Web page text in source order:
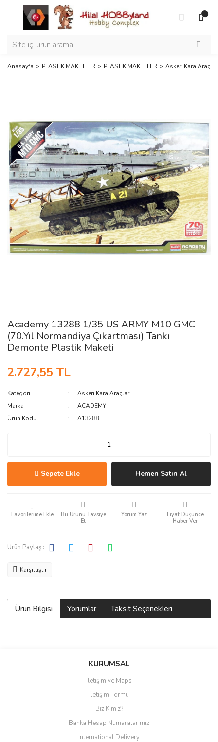
Anasayfa PLASTİK MAKETLER PLASTİK MAKETLER Askeri Kara
Academy 13288 1/35 US ARMY M10 GMC
(70.Yıl Normandiya Çıkartması) Tankı
Demonte Plastik Maketi
2.727,55 TL
Kategori
Askeri Kara Araçları
Marka
ACADEMY
Ürün Kodu
A13288
Sepete Ekle Hemen Satın Al
Bu Ürünü Tavsiye
Et
Yorum Yaz
Fiyat Düşünce
Haber Ver
Ürün Paylaş :
Karşılaştır
Ürün Bilgisi Yorumlar Taksit Seçenekleri
Bu ürüne ilk yorumu siz yapın!
Yorum Yaz
KURUMSAL
İletişim ve Maps
İletişim Formu
Biz Kimiz?
Banka Hesap Numaralarımız
International Delivery